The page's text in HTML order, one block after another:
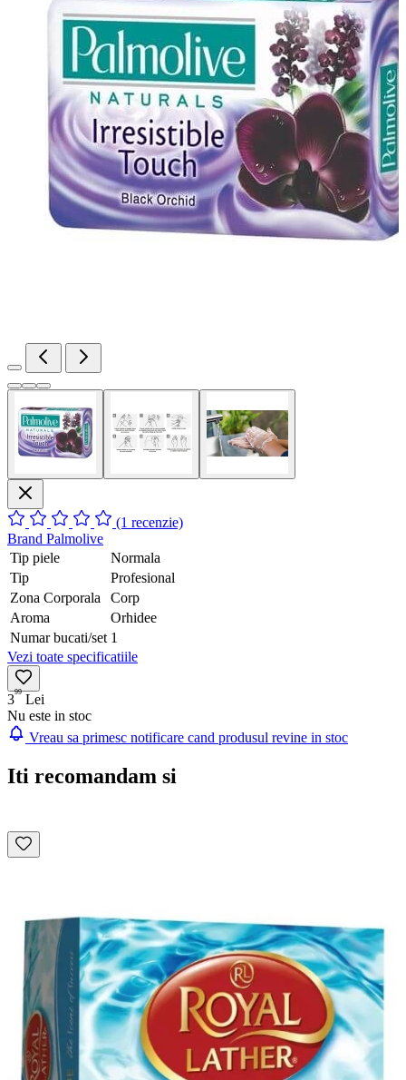
(1 recenzie)
Brand Palmolive
Tip piele
Normala
Tip
Profesional
Zona Corporala
Corp
Aroma
Orhidee
Numar bucati/set 1
Vezi toate specificatiile
399 Lei
Nu este in stoc
Vreau sa primesc notificare cand produsul revine in stoc
Iti recomandam si